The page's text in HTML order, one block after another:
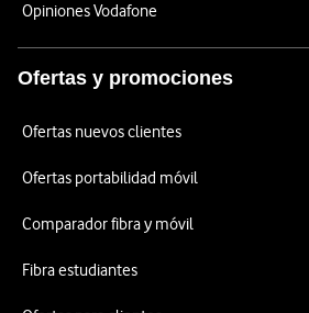
Opiniones Vodafone
Ofertas y promociones
Ofertas nuevos clientes
Ofertas portabilidad móvil
Comparador fibra y móvil
Fibra estudiantes